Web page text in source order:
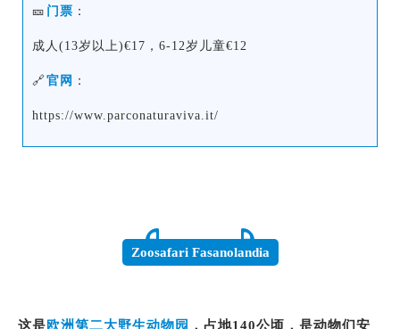
🎫 门票 ：
成人(13岁以上)€17，6-12岁儿童€12
🔗官网 ：
https://www.parconaturaviva.it/
Zoosafari Fasanolandia
这是欧洲第二大野生动物园 ， 占地140公顷， 是动物们安